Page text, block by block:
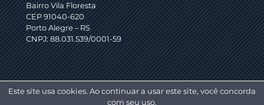
Bairro Vila Floresta
CEP 91040-620
Porto Alegre – RS
CNPJ: 88.031.539/0001-59
Este site usa cookies. Ao continuar a usar este site, você concorda
com seu uso.